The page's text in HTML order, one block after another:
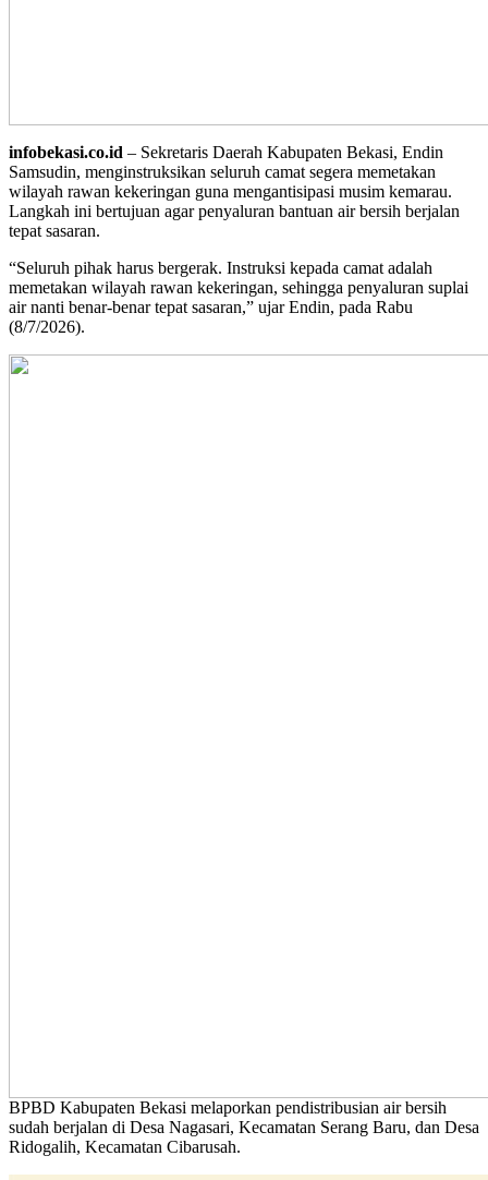
infobekasi.co.id – Sekretaris Daerah Kabupaten Bekasi, Endin
Samsudin, menginstruksikan seluruh camat segera memetakan
wilayah rawan kekeringan guna mengantisipasi musim kemarau.
Langkah ini bertujuan agar penyaluran bantuan air bersih berjalan
tepat sasaran.
“Seluruh pihak harus bergerak. Instruksi kepada camat adalah
memetakan wilayah rawan kekeringan, sehingga penyaluran suplai
air nanti benar‑benar tepat sasaran,” ujar Endin, pada Rabu
(8/7/2026).
BPBD Kabupaten Bekasi melaporkan pendistribusian air bersih
sudah berjalan di Desa Nagasari, Kecamatan Serang Baru, dan Desa
Ridogalih, Kecamatan Cibarusah.